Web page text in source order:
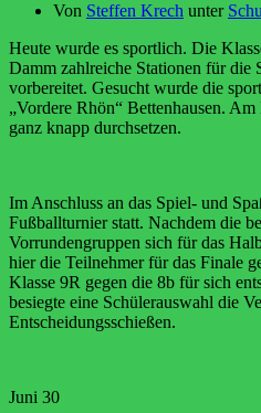
Von Steffen Krech unter
Heute wurde es sportlich. Die
Damm zahlreiche Stationen für die
vorbereitet. Gesucht wurde die
„Vordere Rhön“ Bettenhausen.
ganz knapp durchsetzen.
Im Anschluss an das Spiel- und
Fußballturnier statt. Nachdem die
Vorrundengruppen sich für das
hier die Teilnehmer für das Finale
Klasse 9R gegen die 8b für sich
besiegte eine Schülerauswahl die
Entscheidungsschießen.
Juni 30